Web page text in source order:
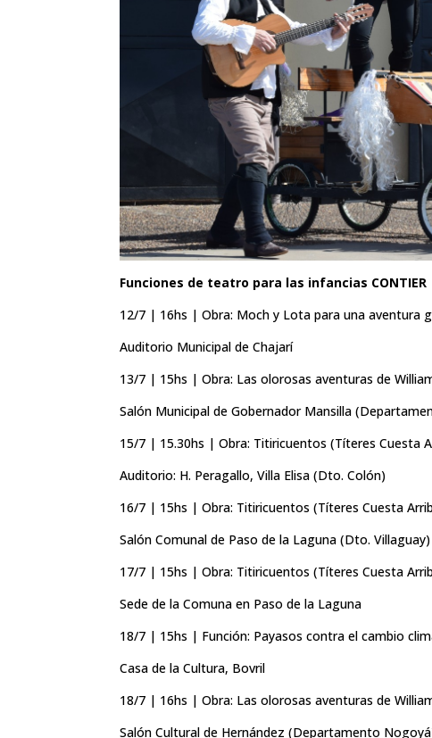
Funciones de teatro para las infancias CONTIER
12/7 | 16hs | Obra: Moch y Lota para una aventura
Auditorio Municipal de Chajarí
13/7 | 15hs | Obra: Las olorosas aventuras de
Salón Municipal de Gobernador Mansilla
15/7 | 15.30hs | Obra: Titiricuentos (Títeres Cuesta
Auditorio: H. Peragallo, Villa Elisa (Dto. Colón)
16/7 | 15hs | Obra: Titiricuentos (Títeres Cuesta
Salón Comunal de Paso de la Laguna (Dto. Villaguay)
17/7 | 15hs | Obra: Titiricuentos (Títeres Cuesta
Sede de la Comuna en Paso de la Laguna
18/7 | 15hs | Función: Payasos contra el cambio
Casa de la Cultura, Bovril
18/7 | 16hs | Obra: Las olorosas aventuras de
Salón Cultural de Hernández (Departamento